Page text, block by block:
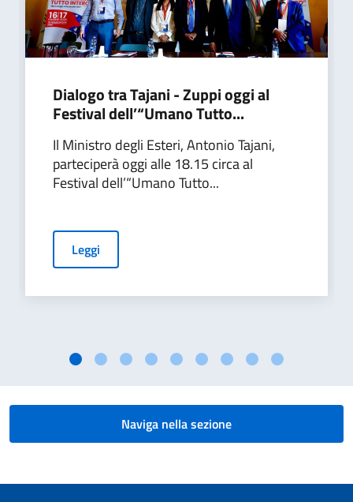
Dialogo tra Tajani - Zuppi oggi al
Festival dell’“Umano Tutto...
Il Ministro degli Esteri, Antonio Tajani,
parteciperà oggi alle 18.15 circa al
Festival dell’“Umano Tutto...
Leggi
Naviga nella sezione